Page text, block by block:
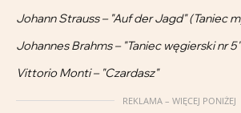
Johann Strauss – "Auf der Jagd" (Taniec
Johannes Brahms – "Taniec węgierski nr
Vittorio Monti – "Czardasz"
REKLAMA – WIĘCEJ PONIŻEJ